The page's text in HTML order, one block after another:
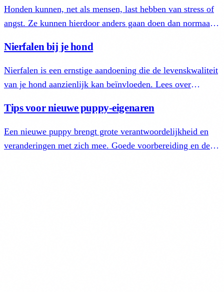
Honden kunnen, net als mensen, last hebben van stress of
angst. Ze kunnen hierdoor anders gaan doen dan normaal.
Nierfalen bij je hond
Nierfalen is een ernstige aandoening die de levenskwaliteit
van je hond aanzienlijk kan beïnvloeden. Lees over
Tips voor nieuwe puppy-eigenaren
Een nieuwe puppy brengt grote verantwoordelijkheid en
veranderingen met zich mee. Goede voorbereiding en de